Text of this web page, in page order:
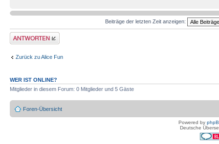
Beiträge der letzten Zeit anzeigen:
Antwort erstellen
Zurück zu Alice Fun
WER IST ONLINE?
Mitglieder in diesem Forum: 0 Mitglieder und 5 Gäste
Foren-Übersicht
Powered by
Deutsche